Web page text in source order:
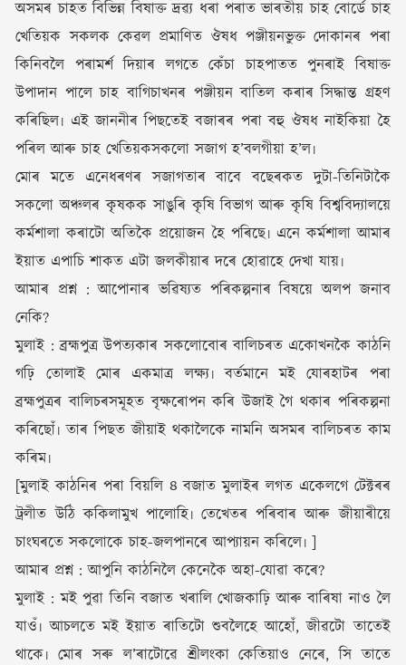
অসমৰ চাহত বিভিন্ন বিষাক্ত দ্ৰৱ্য ধৰা পৰাত ভাৰতীয় চাহ বোৰ্ডে চাহ
খেতিয়ক সকলক কেৱল প্ৰমাণিত ঔষধ পঞ্জীয়নভুক্ত দোকানৰ পৰা
কিনিবলৈ পৰামৰ্শ দিয়াৰ লগতে কেঁচা চাহপাতত পুনৰাই বিষাক্ত
উপাদান পালে চাহ বাগিচাখনৰ পঞ্জীয়ন বাতিল কৰাৰ সিদ্ধান্ত গ্ৰহণ
কৰিছিল৷ এই জাননীৰ পিছতেই বজাৰৰ পৰা বহু ঔষধ নাইকিয়া হৈ
পৰিল আৰু চাহ খেতিয়কসকলো সজাগ হ’বলগীয়া হ’ল৷
মোৰ মতে এনেধৰণৰ সজাগতাৰ বাবে বছেৰকত দুটা-তিনিটাকৈ
সকলো অঞ্চলৰ কৃষকক সাঙুৰি কৃষি বিভাগ আৰু কৃষি বিশ্ববিদ্যালয়ে
কৰ্মশালা কৰাটো অতিকৈ প্ৰয়োজন হৈ পৰিছে৷ এনে কৰ্মশালা আমাৰ
ইয়াত এপাচি শাকত এটা জলকীয়াৰ দৰে হোৱাহে দেখা যায়৷
আমাৰ প্ৰশ্ন : আপোনাৰ ভৱিষ্যত পৰিকল্পনাৰ বিষয়ে অলপ জনাব
নেকি?
মুলাই : ব্ৰহ্মপুত্ৰ উপত্যকাৰ সকলোবোৰ বালিচৰত একোখনকৈ কাঠনি
গঢ়ি তোলাই মোৰ একমাত্ৰ লক্ষ্য৷ বৰ্তমানে মই যোৰহাটৰ পৰা
ব্ৰহ্মপুত্ৰৰ বালিচৰসমূহত বৃক্ষৰোপন কৰি উজাই গৈ থকাৰ পৰিকল্পনা
কৰিছোঁ৷ তাৰ পিছত জীয়াই থকালৈকে নামনি অসমৰ বালিচৰত কাম
কৰিম৷
[মুলাই কাঠনিৰ পৰা বিয়লি ৪ বজাত মুলাইৰ লগত একেলগে টেক্টৰৰ
ট্ৰলীত উঠি ককিলামুখ পালোহি৷ তেখেতৰ পৰিবাৰ আৰু জীয়াৰীয়ে
চাংঘৰতে সকলোকে চাহ-জলপানৰে আপ্যায়ন কৰিলে৷ ]
আমাৰ প্ৰশ্ন : আপুনি কাঠনিলৈ কেনেকৈ অহা-যোৱা কৰে?
মুলাই : মই পুৱা তিনি বজাত খৰালি খোজকাঢ়ি আৰু বাৰিষা নাও লৈ
যাওঁ৷ আচলতে মই ইয়াত ৰাতিটো শুবলৈহে আহোঁ, জীৱটো তাতেই
থাকে৷ মোৰ সৰু ল’ৰাটোৱে শ্ৰীলংকা কেতিয়াও নেৰে, সি তাতে